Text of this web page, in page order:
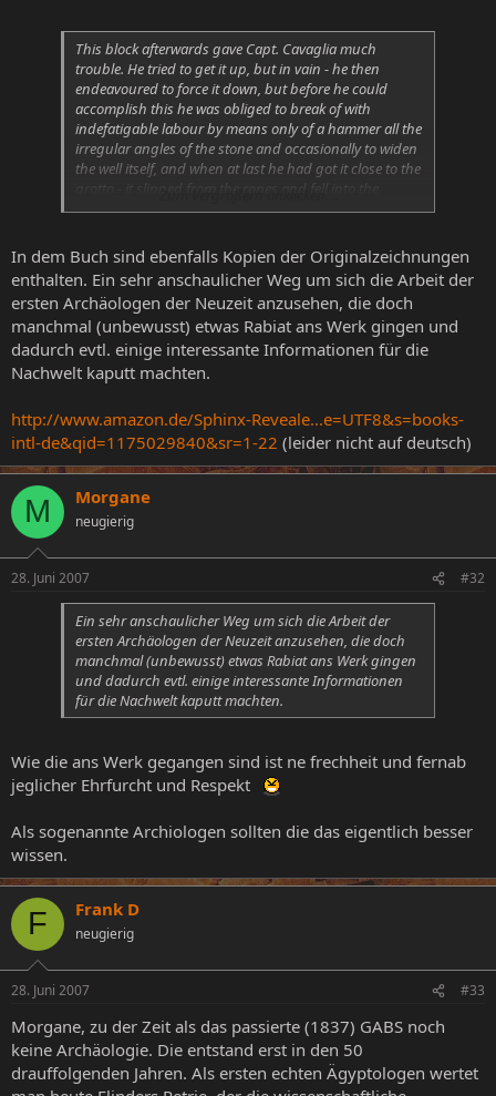
This block afterwards gave Capt. Cavaglia much
trouble. He tried to get it up, but in vain - he then
endeavoured to force it down, but before he could
accomplish this he was obliged to break of with
indefatigable labour by means only of a hammer all the
irregular angles of the stone and occasionally to widen
the well itself, and when at last he had got it close to the
grotto - it slipped from the ropes and fell into the
chamber below - from which it required great exertion
depositing it safe in the grotto.
In dem Buch sind ebenfalls Kopien der Originalzeichnungen
enthalten. Ein sehr anschaulicher Weg um sich die Arbeit der
ersten Archäologen der Neuzeit anzusehen, die doch
manchmal (unbewusst) etwas Rabiat ans Werk gingen und
dadurch evtl. einige interessante Informationen für die
Nachwelt kaputt machten.
http://www.amazon.de/Sphinx-Reveale...e=UTF8&s=books-
intl-de&qid=1175029840&sr=1-22 (leider nicht auf deutsch)
M Morgane
neugierig
28. Juni 2007 #32
Ein sehr anschaulicher Weg um sich die Arbeit der
ersten Archäologen der Neuzeit anzusehen, die doch
manchmal (unbewusst) etwas Rabiat ans Werk gingen
und dadurch evtl. einige interessante Informationen
für die Nachwelt kaputt machten.
Wie die ans Werk gegangen sind ist ne frechheit und fernab
jeglicher Ehrfurcht und Respekt
Als sogenannte Archiologen sollten die das eigentlich besser
wissen.
F Frank D
neugierig
28. Juni 2007 #33
Morgane, zu der Zeit als das passierte (1837) GABS noch
keine Archäologie. Die entstand erst in den 50
drauffolgenden Jahren. Als ersten echten Ägyptologen wertet